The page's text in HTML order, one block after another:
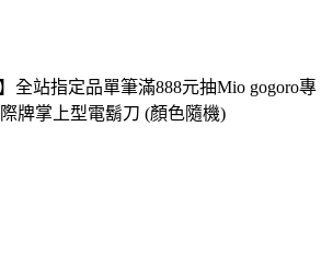
全站指定品單筆滿888元抽Mio gogoro專
牌掌上型電鬍刀 (顏色隨機)